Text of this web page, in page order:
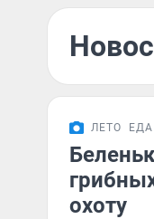
ЛЕТО ЕДА
охоту